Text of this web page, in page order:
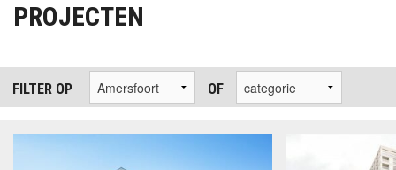
PROJECTEN
FILTER OP OF